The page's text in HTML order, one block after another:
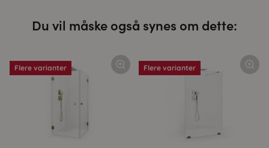
Du vil måske også synes om dette:
Flere varianter Flere varianter